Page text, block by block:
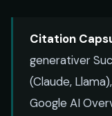
Citation
generativer
(Claude,
Google AI